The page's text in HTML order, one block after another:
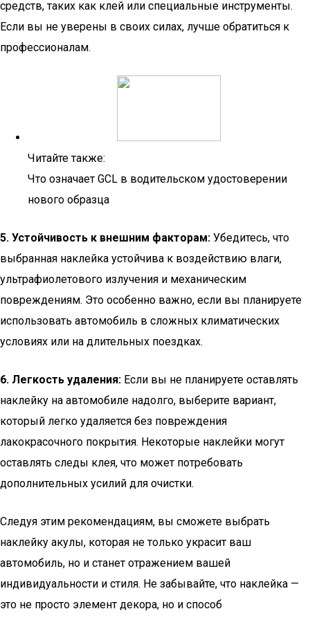
средств, таких как клей или специальные инструменты.
Если вы не уверены в своих силах, лучше обратиться к
профессионалам.
Читайте также:
Что означает GCL в водительском удостоверении
нового образца
5. Устойчивость к внешним факторам: Убедитесь, что
выбранная наклейка устойчива к воздействию влаги,
ультрафиолетового излучения и механическим
повреждениям. Это особенно важно, если вы планируете
использовать автомобиль в сложных климатических
условиях или на длительных поездках.
6. Легкость удаления: Если вы не планируете оставлять
наклейку на автомобиле надолго, выберите вариант,
который легко удаляется без повреждения
лакокрасочного покрытия. Некоторые наклейки могут
оставлять следы клея, что может потребовать
дополнительных усилий для очистки.
Следуя этим рекомендациям, вы сможете выбрать
наклейку акулы, которая не только украсит ваш
автомобиль, но и станет отражением вашей
индивидуальности и стиля. Не забывайте, что наклейка —
это не просто элемент декора, но и способ